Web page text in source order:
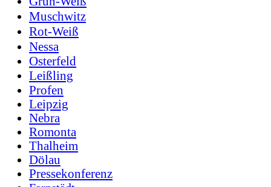
Muschwitz
Rot-Weiß
Nessa
Osterfeld
Leißling
Profen
Leipzig
Nebra
Romonta
Thalheim
Dölau
Pressekonferenz